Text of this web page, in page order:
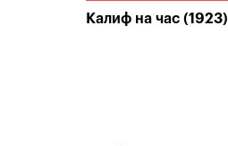
Калиф на час (1923)